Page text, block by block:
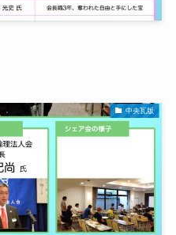
中央瓦版